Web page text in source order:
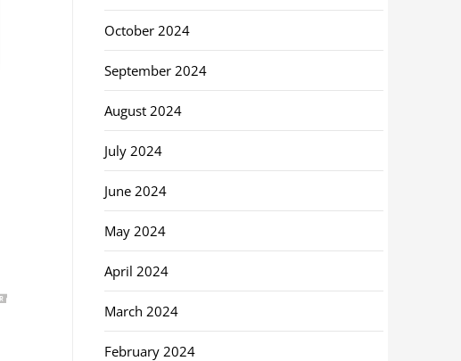
October 2024
September 2024
August 2024
July 2024
June 2024
May 2024
April 2024
March 2024
February 2024